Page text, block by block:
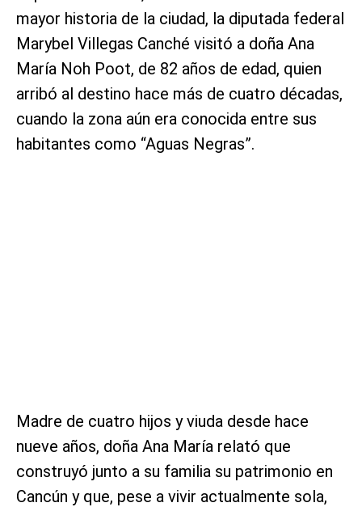
mayor historia de la ciudad, la diputada federal
Marybel Villegas Canché visitó a doña Ana
María Noh Poot, de 82 años de edad, quien
arribó al destino hace más de cuatro décadas,
cuando la zona aún era conocida entre sus
habitantes como “Aguas Negras”.
Madre de cuatro hijos y viuda desde hace
nueve años, doña Ana María relató que
construyó junto a su familia su patrimonio en
Cancún y que, pese a vivir actualmente sola,